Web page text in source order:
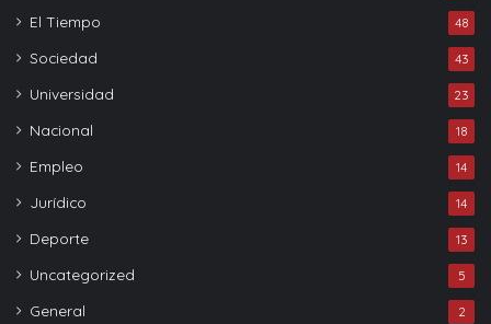
El Tiempo 48
Sociedad 43
Universidad 23
Nacional 18
Empleo 14
Jurídico 14
Deporte 13
Uncategorized 5
General 2